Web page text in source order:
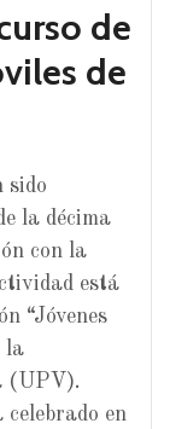
de
de
sido
la décima
con la
está
“Jóvenes
la
(UPV).
celebrado en